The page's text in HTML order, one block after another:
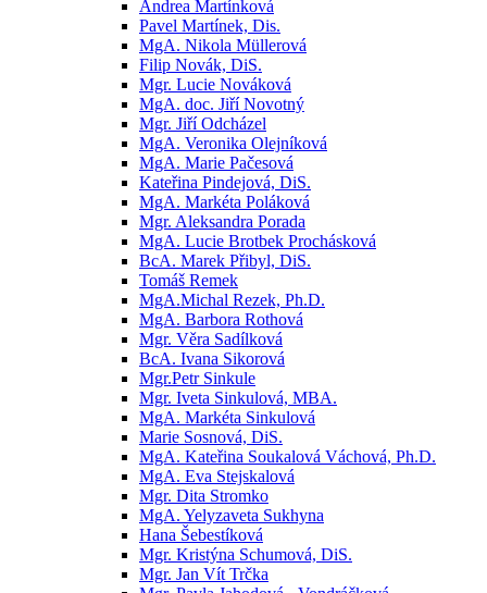
Andrea Martínková
Pavel Martínek, Dis.
MgA. Nikola Müllerová
Filip Novák, DiS.
Mgr. Lucie Nováková
MgA. doc. Jiří Novotný
Mgr. Jiří Odcházel
MgA. Veronika Olejníková
MgA. Marie Pačesová
Kateřina Pindejová, DiS.
MgA. Markéta Poláková
Mgr. Aleksandra Porada
MgA. Lucie Brotbek Prochásková
BcA. Marek Přibyl, DiS.
Tomáš Remek
MgA.Michal Rezek, Ph.D.
MgA. Barbora Rothová
Mgr. Věra Sadílková
BcA. Ivana Sikorová
Mgr.Petr Sinkule
Mgr. Iveta Sinkulová, MBA.
MgA. Markéta Sinkulová
Marie Sosnová, DiS.
MgA. Kateřina Soukalová Váchová, Ph.D.
MgA. Eva Stejskalová
Mgr. Dita Stromko
MgA. Yelyzaveta Sukhyna
Hana Šebestíková
Mgr. Kristýna Schumová, DiS.
Mgr. Jan Vít Trčka